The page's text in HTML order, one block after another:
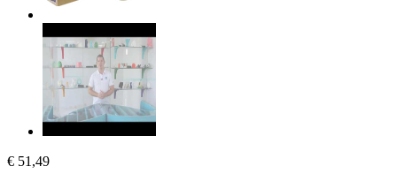
€ 51,49